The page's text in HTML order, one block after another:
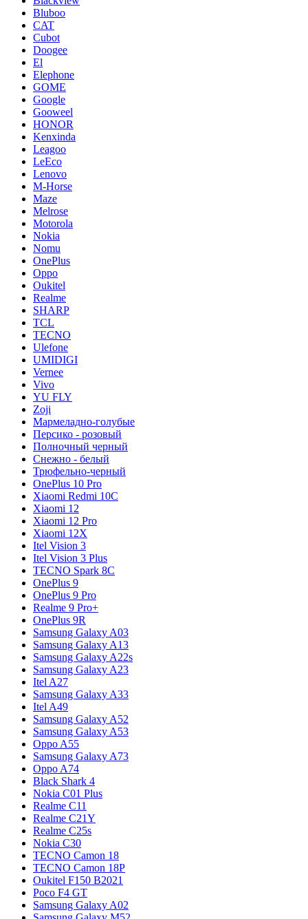
Bluboo
CAT
Cubot
Doogee
El
Elephone
GOME
Google
Gooweel
HONOR
Kenxinda
Leagoo
LeEco
Lenovo
M-Horse
Maze
Melrose
Motorola
Nokia
Nomu
OnePlus
Oppo
Oukitel
Realme
SHARP
TCL
TECNO
Ulefone
UMIDIGI
Vernee
Vivo
YU FLY
Zoji
Мармеладно-голубые
Персико - розовый
Полночный черный
Снежно - белый
Трюфельно-черный
OnePlus 10 Pro
Xiaomi Redmi 10C
Xiaomi 12
Xiaomi 12 Pro
Xiaomi 12X
Itel Vision 3
Itel Vision 3 Plus
TECNO Spark 8C
OnePlus 9
OnePlus 9 Pro
Realme 9 Pro+
OnePlus 9R
Samsung Galaxy A03
Samsung Galaxy A13
Samsung Galaxy A22s
Samsung Galaxy A23
Itel A27
Samsung Galaxy A33
Itel A49
Samsung Galaxy A52
Samsung Galaxy A53
Oppo A55
Samsung Galaxy A73
Oppo A74
Black Shark 4
Nokia C01 Plus
Realme C11
Realme C21Y
Realme C25s
Nokia C30
TECNO Camon 18
TECNO Camon 18P
Oukitel F150 B2021
Poco F4 GT
Samsung Galaxy A02